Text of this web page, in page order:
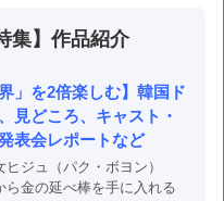
集】作品紹介
」を2倍楽しむ】韓国ド
見どころ、キャスト・
表会レポートなど
ジュ（パク・ボヨン）
ら金の延べ棒を手に入れる